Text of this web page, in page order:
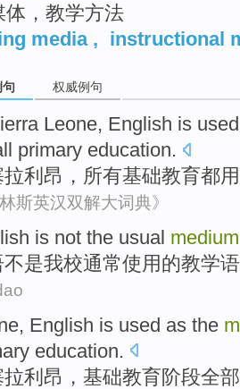
体，教学方法
media, instructional
权威例句
Leone, English is used
primary education.
拉利昂 ， 所有基础教育都用
林斯英汉双解大词典》
is not the usual
不是我校通常使用 的教学
, English is used as the
education.
利昂 ， 基础教育阶段全部